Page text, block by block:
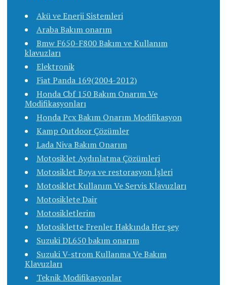
Akü ve Enerji Sistemleri
Araba Bakım onarım
Bmw F650-F800 Bakım ve Kullanım
klavuzları
Elektronik
Fiat Panda 169(2004-2012)
Honda Cbf 150 Bakım Onarım Ve
Modifikasyonları
Honda Pcx Bakım Onarım Modifikasyon
Kamp Outdoor Çözümler
Lada Niva Bakım Onarım
Motosiklet Aydınlatma Çözümleri
Motosiklet Boya ve restorasyon İşleri
Motosiklet Kullanım Ve Servis Klavuzları
Motosiklete Dair
Motosikletlerim
Motosiklette Frenler Hakkında Her şey
Suzuki DL650 bakım onarım
Suzuki V-strom Kullanma Ve Bakım
Klavuzları
Teknik Modifikasyonlar